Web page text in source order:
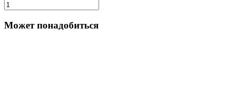
Может понадобиться